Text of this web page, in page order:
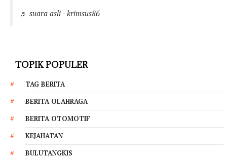
♬ suara asli - krimsus86
TOPIK POPULER
TAG BERITA
BERITA OLAHRAGA
BERITA OTOMOTIF
KEJAHATAN
BULUTANGKIS